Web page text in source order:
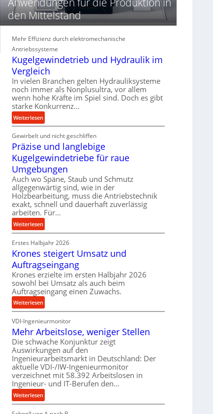
d
i
P
e
r
f
o
r
m
a
n
c
e
i
m
D
r
ü
c
k
p
r
o
z
e
s
s
den Mittelstand
Mehr Effizienz durch elektromechanische
Antriebssysteme
Kugelgewindetrieb und Hydraulik im
Vergleich
In vielen Branchen gelten Hydrauliksysteme
noch immer als Nonplusultra, vor allem
wenn hohe Kräfte im Spiel sind. Doch es gibt
starke Konkurrenz…
Weiterlesen:
K
u
g
l
g
e
w
i
n
d
e
r
i
e
b
u
n
d
H
y
d
r
a
u
l
i
k
i
m
Gewirbelt und nicht geschliffen
Präzise und langlebige
Kugelgewindetriebe für raue
Umgebungen
Auch wo Späne, Staub und Schmutz
allgegenwärtig sind, wie in der
Holzbearbeitung, muss die Antriebstechnik
exakt, schnell und dauerhaft zuverlässig
arbeiten. Für…
Weiterlesen:
P
r
ä
i
s
e
u
n
a
n
g
l
e
b
i
g
e
Erstes Halbjahr 2026
Krones steigert Umsatz und
Auftragseingang
Krones erzielte im ersten Halbjahr 2026
sowohl bei Umsatz als auch beim
Auftragseingang einen Zuwachs.
Weiterlesen:
K
r
o
n
e
s
s
t
e
i
g
VDI-Ingenieurmonitor
Mehr Arbeitslose, weniger Stellen
Die schwache Konjunktur zeigt
Auswirkungen auf den
Ingenieurarbeitsmarkt in Deutschland: Der
aktuelle VDI-/IW-Ingenieurmonitor
verzeichnet mit 58.392 Arbeitslosen in
Ingenieur- und IT-Berufen den…
Weiterlesen:
M